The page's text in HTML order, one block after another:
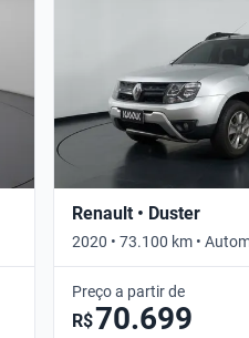
Renault • Duster
2020 • 73.100 km •
Preço a partir de
R$70.699